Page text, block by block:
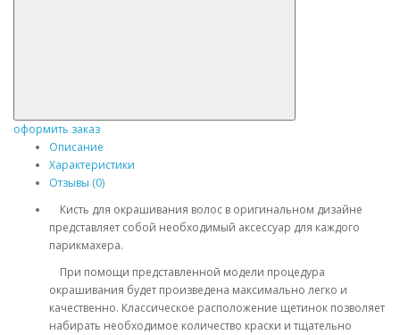
оформить заказ
Описание
Характеристики
Отзывы (0)
Кисть для окрашивания волос в оригинальном дизайне
представляет собой необходимый аксессуар для каждого
парикмахера.
При помощи представленной модели процедура
окрашивания будет произведена максимально легко и
качественно. Классическое расположение щетинок позволяет
набирать необходимое количество краски и тщательно